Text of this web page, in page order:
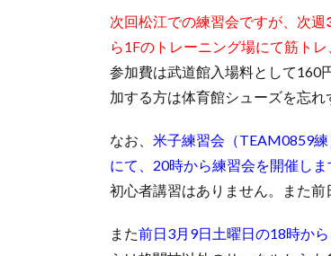
次回松江での練習会ですが、次週
ら1Fのトレーニング場にて筋ト
参加費は武道館入場料として160
加する方は体育館シューズを忘れ
なお、 米子練習会（TEAM0859
にて、20時から練習会を開催しま
初心者講習はありません。また前
また前日3月9日土曜日の18時か